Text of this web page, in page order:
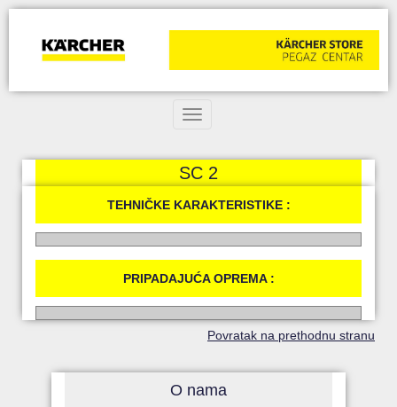
Toggle navigation
SC 2
TEHNIČKE KARAKTERISTIKE :
PRIPADAJUĆA OPREMA :
Povratak na prethodnu stranu
O nama